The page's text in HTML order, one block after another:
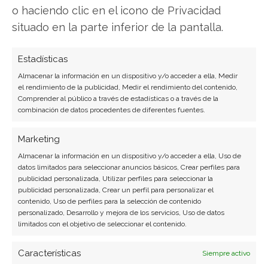
o haciendo clic en el icono de Privacidad
situado en la parte inferior de la pantalla.
Estadísticas
Almacenar la información en un dispositivo y/o acceder a ella, Medir
el rendimiento de la publicidad, Medir el rendimiento del contenido,
Comprender al público a través de estadísticas o a través de la
combinación de datos procedentes de diferentes fuentes.
Marketing
Almacenar la información en un dispositivo y/o acceder a ella, Uso de
datos limitados para seleccionar anuncios básicos, Crear perfiles para
publicidad personalizada, Utilizar perfiles para seleccionar la
publicidad personalizada, Crear un perfil para personalizar el
contenido, Uso de perfiles para la selección de contenido
personalizado, Desarrollo y mejora de los servicios, Uso de datos
limitados con el objetivo de seleccionar el contenido.
Características
Siempre activo
Accumulation: ¿Comprar o vender?
Vanguard FTSE All-World UCITS ETF USD Accumulation
Compartir este artículo
Twitter
Facebook